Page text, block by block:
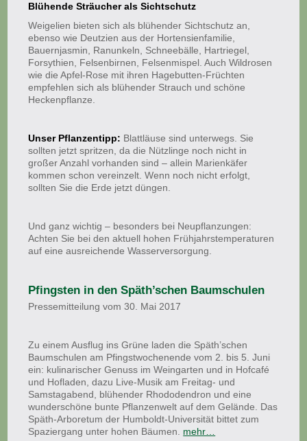
Blühende Sträucher als Sichtschutz
Weigelien bieten sich als blühender Sichtschutz an,
ebenso wie Deutzien aus der Hortensienfamilie,
Bauernjasmin, Ranunkeln, Schneebälle, Hartriegel,
Forsythien, Felsenbirnen, Felsenmispel. Auch Wildrosen
wie die Apfel-Rose mit ihren Hagebutten-Früchten
empfehlen sich als blühender Strauch und schöne
Heckenpflanze.
Unser Pflanzentipp: Blattläuse sind unterwegs. Sie
sollten jetzt spritzen, da die Nützlinge noch nicht in
großer Anzahl vorhanden sind – allein Marienkäfer
kommen schon vereinzelt. Wenn noch nicht erfolgt,
sollten Sie die Erde jetzt düngen.
Und ganz wichtig – besonders bei Neupflanzungen:
Achten Sie bei den aktuell hohen Frühjahrstemperaturen
auf eine ausreichende Wasserversorgung.
Pfingsten in den Späth’schen Baumschulen
Pressemitteilung vom 30. Mai 2017
Zu einem Ausflug ins Grüne laden die Späth’schen
Baumschulen am Pfingstwochenende vom 2. bis 5. Juni
ein: kulinarischer Genuss im Weingarten und in Hofcafé
und Hofladen, dazu Live-Musik am Freitag- und
Samstagabend, blühender Rhododendron und eine
wunderschöne bunte Pflanzenwelt auf dem Gelände. Das
Späth-Arboretum der Humboldt-Universität bittet zum
Spaziergang unter hohen Bäumen. mehr…